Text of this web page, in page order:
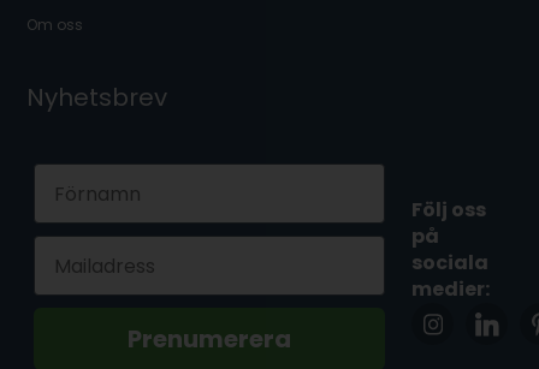
Om oss
Nyhetsbrev
Prenumerera
Följ oss
på
sociala
medier: